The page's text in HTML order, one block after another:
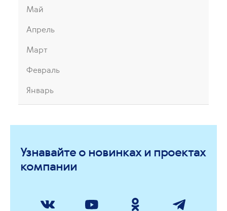
Май
Апрель
Март
Февраль
Январь
Узнавайте о новинках и проектах
компании